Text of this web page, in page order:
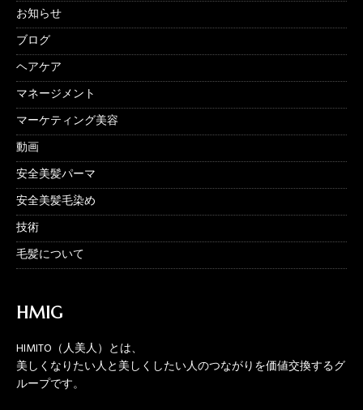
お知らせ
ブログ
ヘアケア
マネージメント
マーケティング美容
動画
安全美髪パーマ
安全美髪毛染め
技術
毛髪について
HMIG
HIMITO（人美人）とは、
美しくなりたい人と美しくしたい人のつながりを価値交換するグ
ループです。